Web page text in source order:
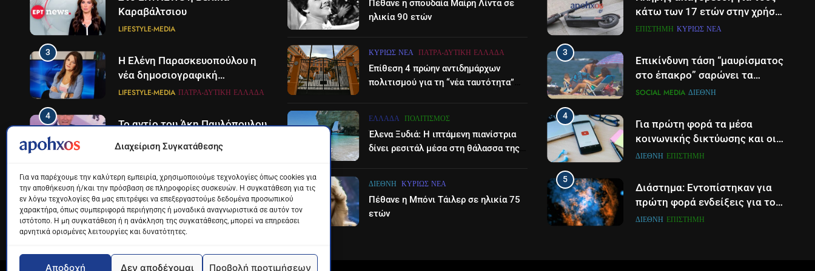
Διαχείριση Συγκατάθεσης
Για να παρέχουμε την καλύτερη εμπειρία, χρησιμοποιούμε τεχνολογίες όπως cookies για
την αποθήκευση ή/και την πρόσβαση σε πληροφορίες συσκευών. Η συγκατάθεση για τις
εν λόγω τεχνολογίες θα μας επιτρέψει να επεξεργαστούμε δεδομένα προσωπικού
χαρακτήρα, όπως συμπεριφορά περιήγησης ή μοναδικά αναγνωριστικά σε αυτόν τον
ιστότοπο. Η μη συγκατάθεση ή η ανάκληση της συγκατάθεσης, μπορεί να επηρεάσει
αρνητικά ορισμένες λειτουργίες και δυνατότητες.
Αποδοχή Δεν αποδέχομαι Προβολή προτιμήσεων
Καραβάλτσιου
LIFESTYLE-MEDIA
3
Η Ελένη Παρασκευοπούλου η
νέα δημοσιογραφική
προσθήκη του ΣΚΑΪ στην
LIFESTYLE-MEDIA ΠΆΤΡΑ-ΔΥΤΙΚΉ ΕΛΛΆΔΑ
4
Το αντίο του Άκη Παυλόπουλου
5
Ο Παναγιώτης Στάθης στο
«τιμόνι» του κεντρικού
δελτίου ειδήσεων της ΕΡΤ
LIFESTYLE-MEDIA
Στον ΑΝΤ1 η Σία Κοσιώνη- Η
ανακοίνωση του σταθμού
Πέθανε η σπουδαία Μαίρη Λίντα σε
ηλικία 90 ετών
ΚΥΡΊΩΣ ΝΈΑ ΠΆΤΡΑ-ΔΥΤΙΚΉ ΕΛΛΆΔΑ
Επίθεση 4 πρώην αντιδημάρχων
πολιτισμού για τη “νέα ταυτότητα”
ΕΛΛΆΔΑ ΠΟΛΙΤΙΣΜΌΣ
Έλενα Ξυδιά: Η ιπτάμενη πιανίστρια
δίνει ρεσιτάλ μέσα στη θάλασσα της
ΔΙΕΘΝΉ ΚΥΡΊΩΣ ΝΈΑ
Πέθανε η Μπόνι Τάιλερ σε ηλικία 75
ετών
κάτω των 17 ετών στην χρήση
πατινιού- Οι νέες ρυθμίσεις
ΕΠΙΣΤΉΜΗ ΚΥΡΊΩΣ ΝΈΑ
3
Επικίνδυνη τάση “μαυρίσματος
στο έπακρο” σαρώνει τα
σόσιαλ
SOCIAL MEDIA ΔΙΕΘΝΉ
4
Για πρώτη φορά τα μέσα
κοινωνικής δικτύωσης και οι
πλατφόρμες βίντεο
περισσότερο για ενημέρωση,
σε παγκόσμιο επίπεδο
ΔΙΕΘΝΉ ΕΠΙΣΤΉΜΗ
5
Διάστημα: Εντοπίστηκαν για
πρώτη φορά ενδείξεις για τον
άνεμο που εκπέμπει η μαύρη
ΔΙΕΘΝΉ ΕΠΙΣΤΉΜΗ